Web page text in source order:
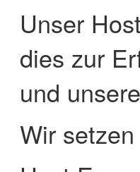
Unser
dies zur
und
Wir